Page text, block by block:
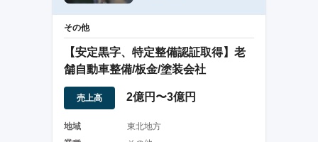
その他
【安定黒字、特定整備認証取得】老
舗自動車整備/板金/塗装会社
売上高 2億円〜3億円
地域
東北地方